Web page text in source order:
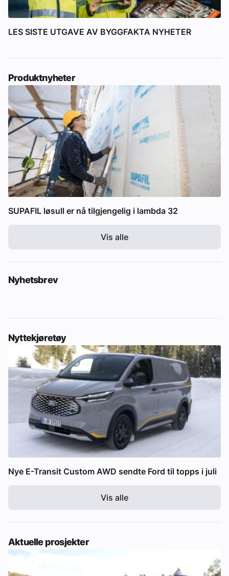
LES SISTE UTGAVE AV BYGGFAKTA NYHETER
Produktnyheter
SUPAFIL løsull er nå tilgjengelig i lambda 32
Vis alle
Nyhetsbrev
Nyttekjøretøy
Nye E-Transit Custom AWD sendte Ford til topps i juli
Vis alle
Aktuelle prosjekter